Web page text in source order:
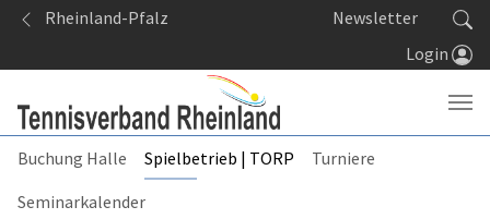
Springe zum Seiteninhalt
Rheinland-Pfalz
Newsletter
Login
Buchung Halle Spielbetrieb | TORP
Turniere
Seminarkalender